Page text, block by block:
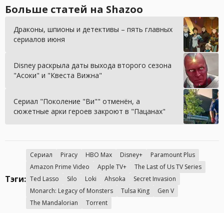
Больше статей на Shazoo
Драконы, шпионы и детективы – пять главных
сериалов июня
Disney раскрыла даты выхода второго сезона
"Асоки" и "Квеста Вижна"
Сериал "Поколение "Ви"" отменён, а
сюжетные арки героев закроют в "Пацанах"
Тэги:
Сериал Piracy HBO Max Disney+
Paramount Plus
Amazon Prime Video
Apple TV+
The Last of Us TV Series
Ted Lasso
Silo Loki Ahsoka
Secret Invasion
Monarch: Legacy of Monsters
Tulsa King
Gen V
The Mandalorian
Torrent